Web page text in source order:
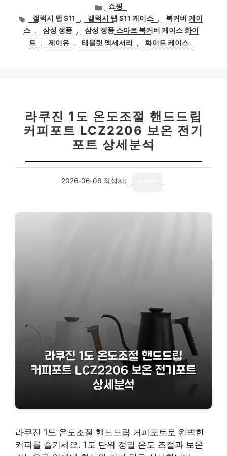
카
테
고
리
쇼핑
태갤럭시 탭 S11 , 갤럭시 탭 S11 케이스 ,
북커버 케이
스 , 삼성 정품 ,
삼성 정품 스마트 북커버 케이스 화이
트 , 제이유 , 태블릿 액세서리 , 화이트 케이스
라쿠진 1도 온도조절 핸드드립
커피포트 LCZ2206 보온 전기
포트 상세분석
2026-06-06 작성자:
라쿠진 1도 온도조절 핸드드립 커피포트로 완벽한
커피를 즐기세요. 1도 단위 정밀 온도 조절과 보온